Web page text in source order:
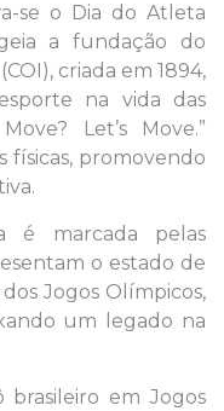
se o Dia do Atleta
a fundação do
criada em 1894,
na vida das
Let’s Move.”
físicas, promovendo
é marcada pelas
o estado de
Jogos Olímpicos,
um legado na
brasileiro em Jogos